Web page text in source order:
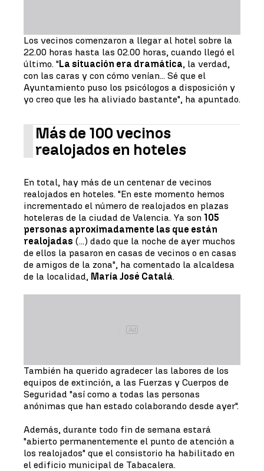
Los vecinos comenzaron a llegar al hotel sobre la
22.00 horas hasta las 02.00 horas, cuando llegó el
último. "La situación era dramática, la verdad,
con las caras y con cómo venían... Sé que el
Ayuntamiento puso los psicólogos a disposición y
yo creo que les ha aliviado bastante", ha apuntado.
Más de 100 vecinos
realojados en hoteles
En total, hay más de un centenar de vecinos
realojados en hoteles. "En este momento hemos
incrementado el número de realojados en plazas
hoteleras de la ciudad de Valencia. Ya son 105
personas aproximadamente las que están
realojadas (...) dado que la noche de ayer muchos
de ellos la pasaron en casas de vecinos o en casas
de amigos de la zona", ha comentado la alcaldesa
de la localidad, María José Catalá.
Ad
También ha querido agradecer las labores de los
equipos de extinción, a las Fuerzas y Cuerpos de
Seguridad "así como a todas las personas
anónimas que han estado colaborando desde ayer".
Además, durante todo fin de semana estará
"abierto permanentemente el punto de atención a
los realojados" que el consistorio ha habilitado en
el edificio municipal de Tabacalera.